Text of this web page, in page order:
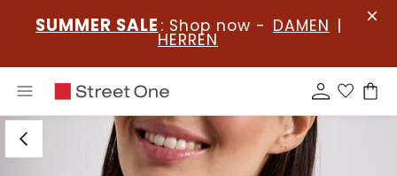
SUMMER SALE : Shop now - DAMEN |
HERREN